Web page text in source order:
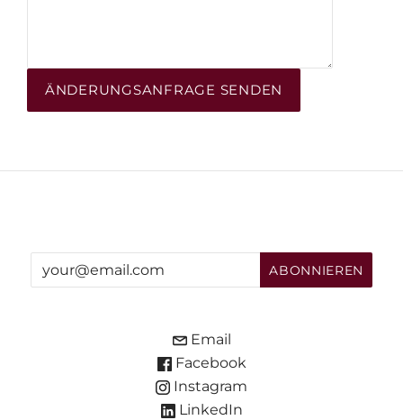
ÄNDERUNGSANFRAGE SENDEN
Email
Facebook
Instagram
LinkedIn